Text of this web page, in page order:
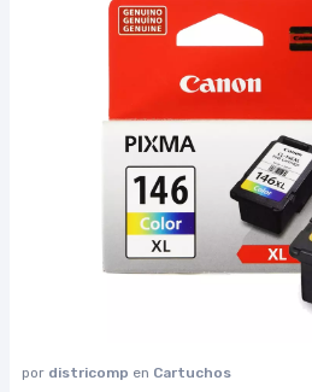
por districomp en Cartuchos